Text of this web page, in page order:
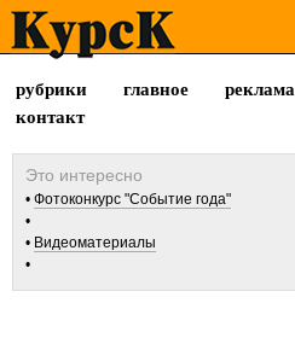
рубрики главное реклама
контакт
Фотоконкурс "Событие года"
Видеоматериалы